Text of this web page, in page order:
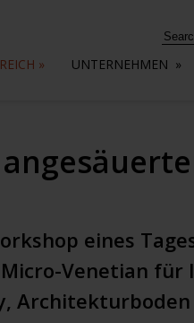
» UNTERNEHMEN »
eines
Venetian für